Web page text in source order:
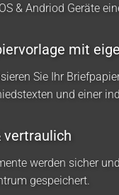
& Andriod Geräte
mit
Sie Ihr
und einer
vertraulich
werden sicher
gespeichert.